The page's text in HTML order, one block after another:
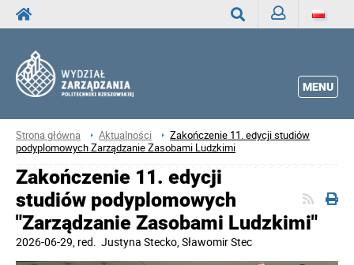
MENU
Strona główna Aktualności
Zakończenie 11. edycji studiów
podyplomowych Zarządzanie Zasobami Ludzkimi
Zakończenie 11. edycji
studiów podyplomowych
"Zarządzanie Zasobami Ludzkimi"
2026-06-29, red. Justyna Stecko, Sławomir Stec